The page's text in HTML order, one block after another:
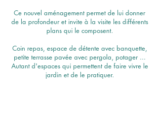
Ce nouvel aménagement permet de lui donner
de la profondeur et invite à la visite les différents
plans qui le composent.
Coin repas, espace de détente avec banquette,
petite terrasse pavée avec pergola, potager ...
Autant d'espaces qui permettent de faire vivre le
jardin et de le pratiquer.